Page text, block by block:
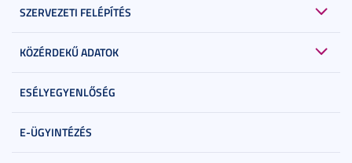
SZERVEZETI FELÉPÍTÉS
KÖZÉRDEKŰ ADATOK
ESÉLYEGYENLŐSÉG
E-ÜGYINTÉZÉS